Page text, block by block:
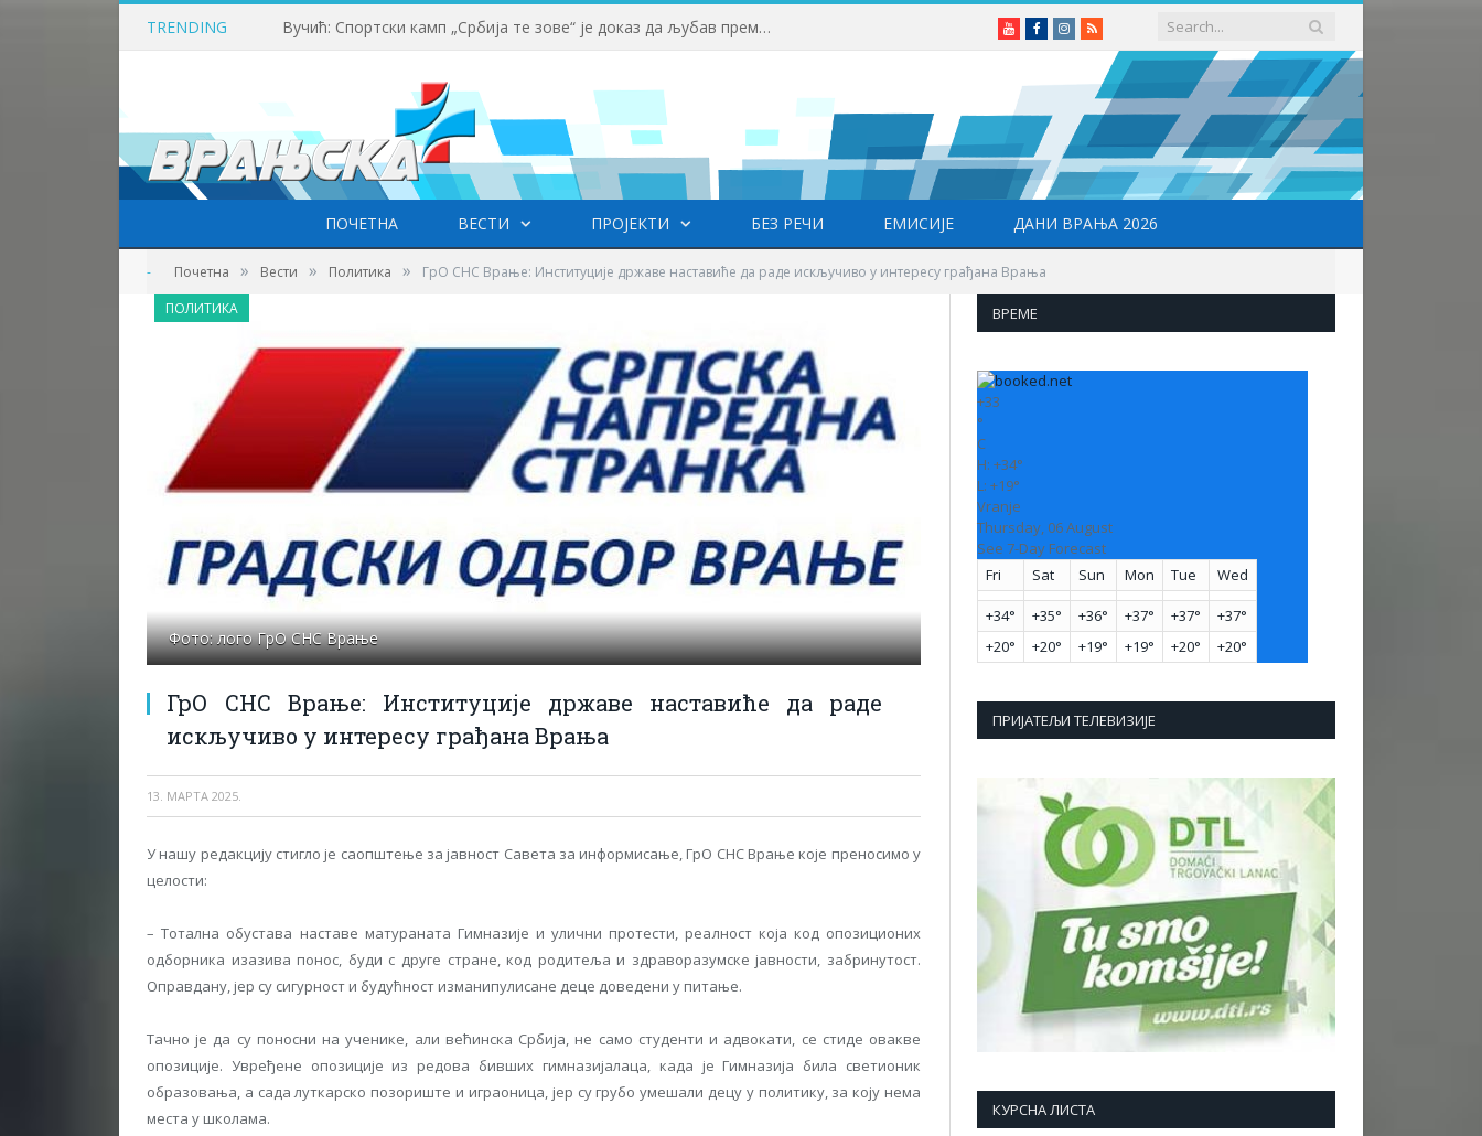
TRENDING Вучић: Спортски камп „Србија те зове“ је доказ да љубав према нашој земљи нема границе YoutubeFacebookInstagram
RSS
ПОЧЕТНА ВЕСТИ ПРОЈЕКТИ БЕЗ РЕЧИ ЕМИСИЈЕ ДАНИ ВРАЊА 2026
- Почетна » Вести » Политика » ГрО СНС Врање: Институције државе наставиће да раде искључиво у интересу грађана Врања
Фото: лого ГрО СНС Врање
ГрО СНС Врање: Институције државе наставиће да раде
искључиво у интересу грађана Врања
13. МАРТА 2025.
ПОЛИТИКА
У нашу редакцију стигло је саопштење за јавност Савета за информисање, ГрО СНС Врање које преносимо у
целости:
– Тотална обустава наставе матураната Гимназије и улични протести, реалност која код опозиционих
одборника изазива понос, буди с друге стране, код родитеља и здраворазумске јавности, забринутост.
Оправдану, јер су сигурност и будућност изманипулисане деце доведени у питање.
Тачно је да су поносни на ученике, али већинска Србија, не само студенти и адвокати, се стиде овакве
опозиције. Увређене опозиције из редова бивших гимназијалаца, када је Гимназија била светионик
образовања, а сада луткарско позориште и играоница, јер су грубо умешали децу у политику, за коју нема
места у школама.
ВРЕМЕ
+33
°
C
H: +34°
L: +19°
Vranje
Thursday, 06 August
See 7-Day Forecast
Fri
Sat Sun Mon Tue Wed
+34° +35° +36° +37° +37° +37°
+20° +20° +19° +19° +20° +20°
ПРИЈАТЕЉИ ТЕЛЕВИЗИЈЕ
КУРСНА ЛИСТА